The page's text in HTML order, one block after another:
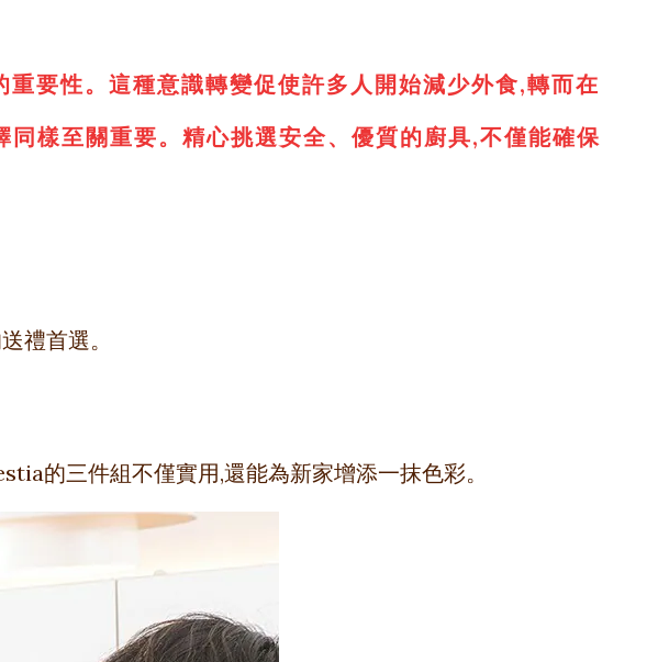
要性。這種意識轉變促使許多人開始減少外食,轉而在
樣至關重要。精心挑選安全、優質的廚具,不僅能確保
禮首選。
的三件組不僅實用,還能為新家增添一抹色彩。